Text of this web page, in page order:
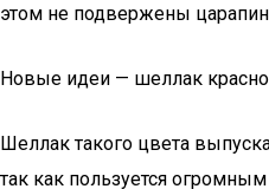
этом не подвержены
Новые идеи — шеллак
Шеллак такого цвета
так как пользуется